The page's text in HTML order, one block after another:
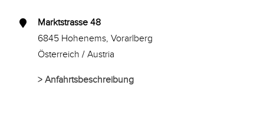
Marktstrasse 48
6845 Hohenems, Vorarlberg
Österreich / Austria
>Anfahrtsbeschreibung